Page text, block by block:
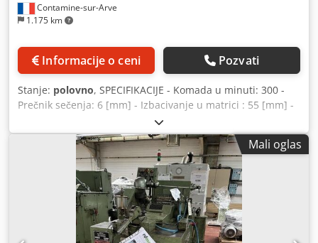
Contamine-sur-Arve
1.175 km
Informacije o ceni Pozvati
Stanje: polovno, SPECIFIKACIJE - Komada u minuti: 300 -
Prečnik sečenja: 6 [mm] - Izbacivanje u matrici : 55 [mm] -
Zahtev za prostor (širina): .97 [m] - Dužina : 2.77 [m] -
Motor: 7,5 [KS / kV] - Neto težina: 3500 [kg] - Težina sa
pakovanjem: 4100 [kg] Dwodpeuhb Twjfx Afuja PRIBOR -
Opremljen izbacivačem trzaj između zaliha i završne
obrade (RLKO) - Pozitivno izbacivanje (TKO) - Alati po
Mali oglas